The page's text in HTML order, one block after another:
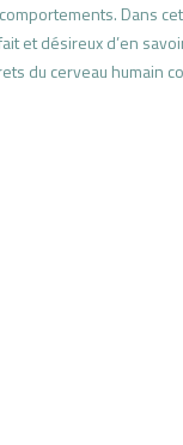
Dans
et désireux d’en
du cerveau humain